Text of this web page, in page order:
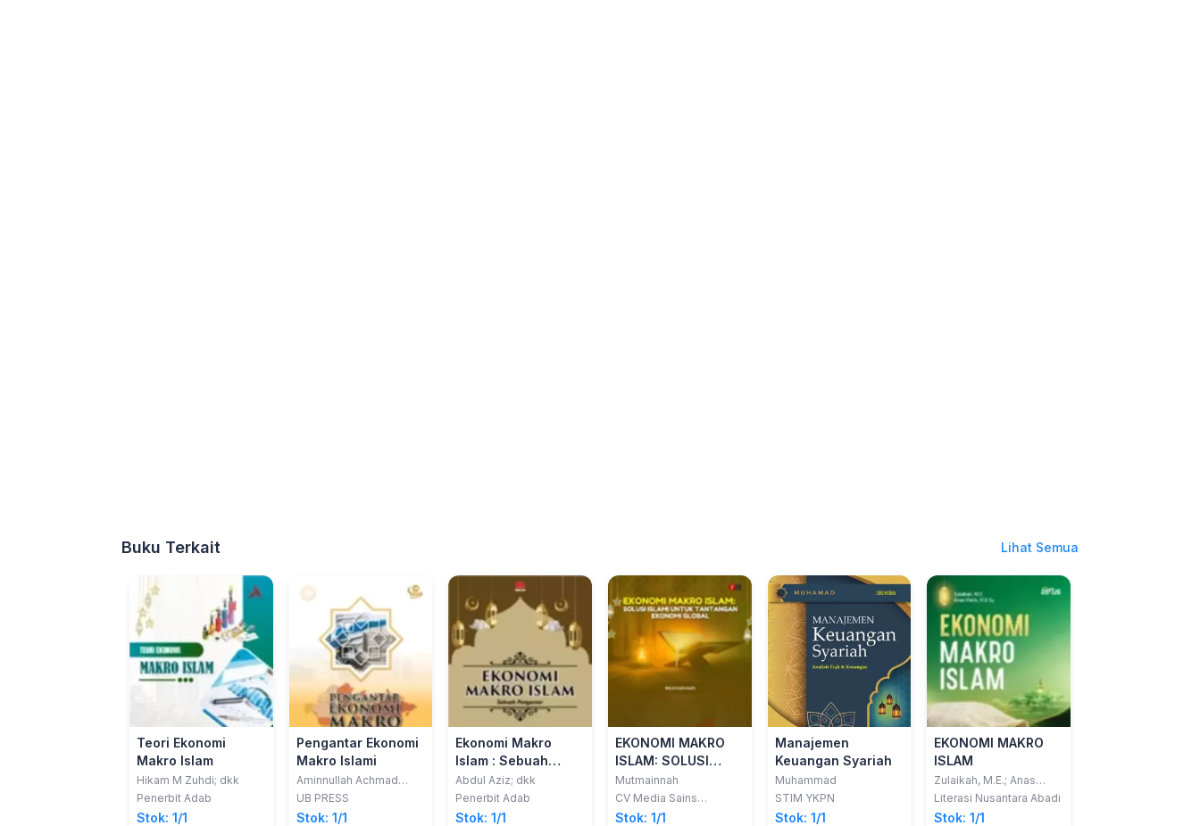
Buku Terkait Lihat Semua
Teori Ekonomi
Makro Islam
Hikam M Zuhdi; dkk
Penerbit Adab
Stok: 1/1
Pengantar Ekonomi
Makro Islami
Aminnullah Achmad
Muttaqin; dkk
UB PRESS
Stok: 1/1
Ekonomi Makro
Islam : Sebuah
Pengantar
Abdul Aziz; dkk
Penerbit Adab
Stok: 1/1
EKONOMI MAKRO
ISLAM: SOLUSI
ISLAMI UNTUK
TANTANGAN
EKONOMI GLOBAL
Mutmainnah
CV Media Sains
Indonesia
Stok: 1/1
Manajemen
Keuangan Syariah
Muhammad
STIM YKPN
Stok: 1/1
EKONOMI MAKRO
ISLAM
Zulaikah, M.E.; Anas
Malik, M.E.Sy.
Literasi Nusantara Abadi
Stok: 1/1